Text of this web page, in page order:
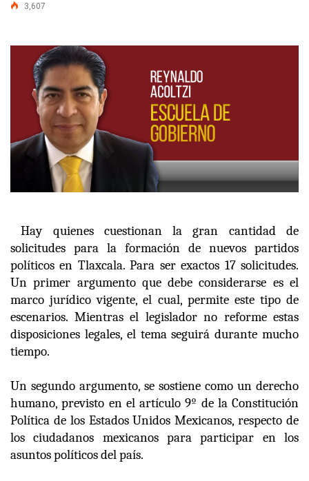
3,607
Hay quienes cuestionan la gran cantidad de
solicitudes para la formación de nuevos partidos
políticos en Tlaxcala. Para ser exactos 17 solicitudes.
Un primer argumento que debe considerarse es el
marco jurídico vigente, el cual, permite este tipo de
escenarios. Mientras el legislador no reforme estas
disposiciones legales, el tema seguirá durante mucho
tiempo.
Un segundo argumento, se sostiene como un derecho
humano, previsto en el artículo 9º de la Constitución
Política de los Estados Unidos Mexicanos, respecto de
los ciudadanos mexicanos para participar en los
asuntos políticos del país.